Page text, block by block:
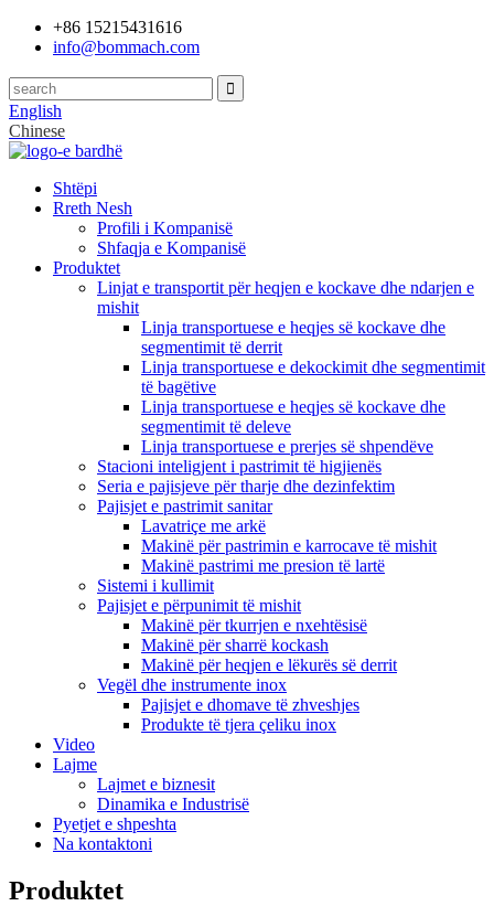
+86 15215431616
info@bommach.com
English
Chinese
Shtëpi
Rreth Nesh
Profili i Kompanisë
Shfaqja e Kompanisë
Produktet
Linjat e transportit për heqjen e kockave dhe ndarjen e
mishit
Linja transportuese e heqjes së kockave dhe
segmentimit të derrit
Linja transportuese e dekockimit dhe segmentimit
të bagëtive
Linja transportuese e heqjes së kockave dhe
segmentimit të deleve
Linja transportuese e prerjes së shpendëve
Stacioni inteligjent i pastrimit të higjienës
Seria e pajisjeve për tharje dhe dezinfektim
Pajisjet e pastrimit sanitar
Lavatriçe me arkë
Makinë për pastrimin e karrocave të mishit
Makinë pastrimi me presion të lartë
Sistemi i kullimit
Pajisjet e përpunimit të mishit
Makinë për tkurrjen e nxehtësisë
Makinë për sharrë kockash
Makinë për heqjen e lëkurës së derrit
Vegël dhe instrumente inox
Pajisjet e dhomave të zhveshjes
Produkte të tjera çeliku inox
Video
Lajme
Lajmet e biznesit
Dinamika e Industrisë
Pyetjet e shpeshta
Na kontaktoni
Produktet